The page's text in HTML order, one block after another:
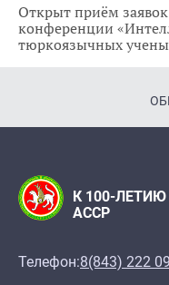
Открыт приём
конференции
тюркоязычных
К 100-
АССР
Телефон:8(843) 222